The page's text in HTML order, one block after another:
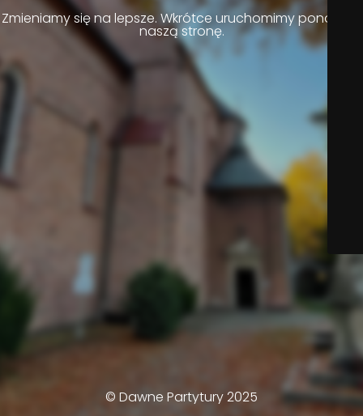
Zmieniamy się na lepsze. Wkrótce uruchomimy ponownie
naszą stronę.
© Dawne Partytury 2025